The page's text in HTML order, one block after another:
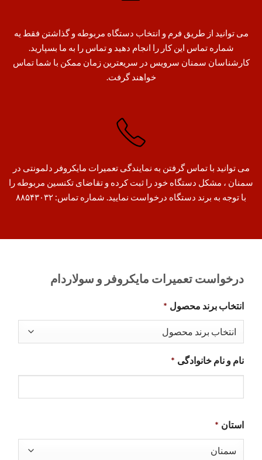
می توانید از طریق فرم و انتخاب دستگاه مربوطه و گذاشتن فقط یه
شماره تماس این کار را انجام دهید و تماس را به ما بسپارید.
کارشناسان سمنان سرویس در سریعترین زمان ممکن با شما تماس
خواهند گرفت.
می توانید با تماس گرفتن به نمایندگی تعمیرات مایکروفر دلمونتی در
سمنان ، مشکل دستگاه خود را ثبت کرده و تقاضای تکنسین مربوطه را
با توجه به برند دستگاه درخواست نمایید. شماره تماس: ۸۸۵۴۳۰۳۲
درخواست تعمیرات مایکروفر و سولاردام
انتخاب برند محصول *
نام و نام خانوادگی *
استان *